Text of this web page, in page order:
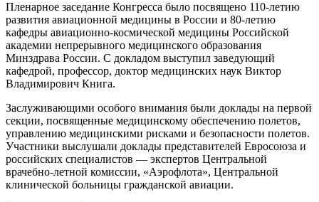
Пленарное заседание Конгресса было посвящено 110-летию
развития авиационной медицины в России и 80-летию
кафедры авиационно-космической медицины Российской
академии непрерывного медицинского образования
Минздрава России. С докладом выступил заведующий
кафедрой, профессор, доктор медицинских наук Виктор
Владимирович Книга.
Заслуживающими особого внимания были доклады на первой
секции, посвященные медицинскому обеспечению полетов,
управлению медицинскими рисками и безопасности полетов.
Участники выслушали доклады представителей Евросоюза и
российских специалистов — экспертов Центральной
врачебно-летной комиссии, «Аэрофлота», Центральной
клинической больницы гражданской авиации.